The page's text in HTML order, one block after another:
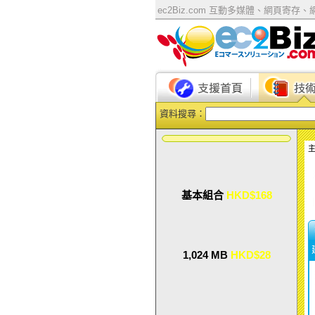
ec2Biz.com 互動多媒體、網頁寄存、
資料搜尋：
基本組合 HKD$168
銀組合HKD$388
1,024 MB HKD$28